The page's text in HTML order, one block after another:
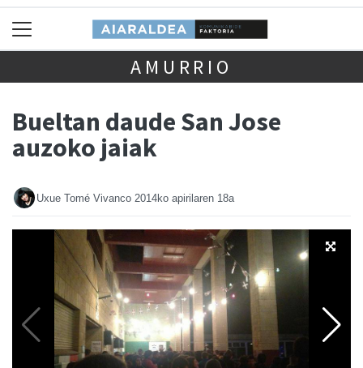
AMURRIO
Bueltan daude San Jose
auzoko jaiak
Uxue Tomé Vivanco 2014ko apirilaren 18a